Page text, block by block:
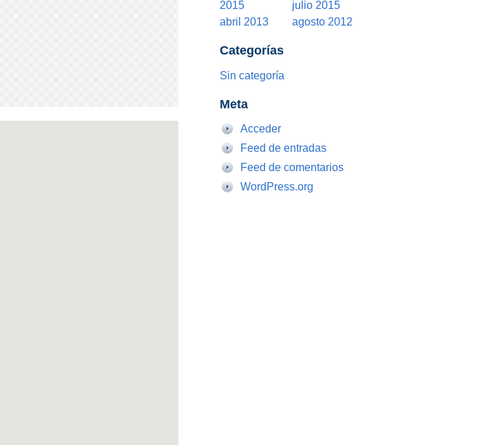
2015
julio 2015
abril 2013
agosto 2012
Categorías
Sin categoría
Meta
Acceder
Feed de entradas
Feed de comentarios
WordPress.org